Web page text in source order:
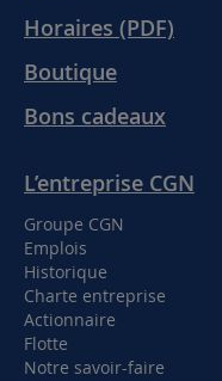
Horaires (PDF)
Boutique
Bons cadeaux
L’entreprise CGN
Groupe CGN
Emplois
Historique
Charte entreprise
Actionnaire
Flotte
Notre savoir-faire